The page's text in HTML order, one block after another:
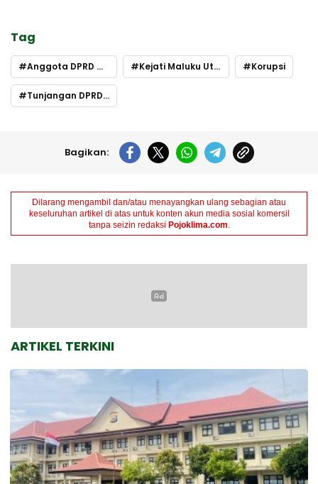
Tag
Anggota DPRD Malut Kejati Maluku Utara Korupsi
Tunjangan DPRD Malut
Bagikan:
Dilarang mengambil dan/atau menayangkan ulang sebagian atau
keseluruhan artikel di atas untuk konten akun media sosial komersil
tanpa seizin redaksi Pojoklima.com.
ARTIKEL TERKINI